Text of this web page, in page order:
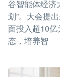
谷智能体经济
划”。大会提
面投入超10
态，培养智